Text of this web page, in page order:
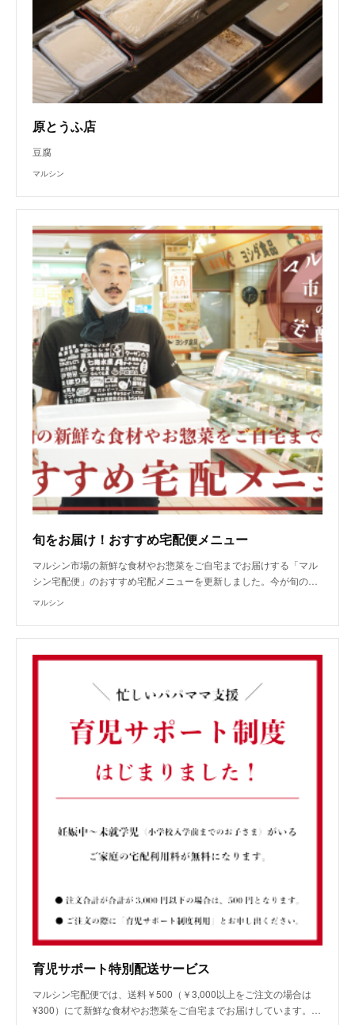
原とうふ店
豆腐
マルシン
旬をお届け！おすすめ宅配便メニュー
マルシン市場の新鮮な食材やお惣菜をご自宅までお届けする「マル
シン宅配便」のおすすめ宅配メニューを更新しました。今が旬の…
マルシン
育児サポート特別配送サービス
マルシン宅配便では、送料￥500（￥3,000以上をご注文の場合は
¥300）にて新鮮な食材やお惣菜をご自宅までお届けしています。…